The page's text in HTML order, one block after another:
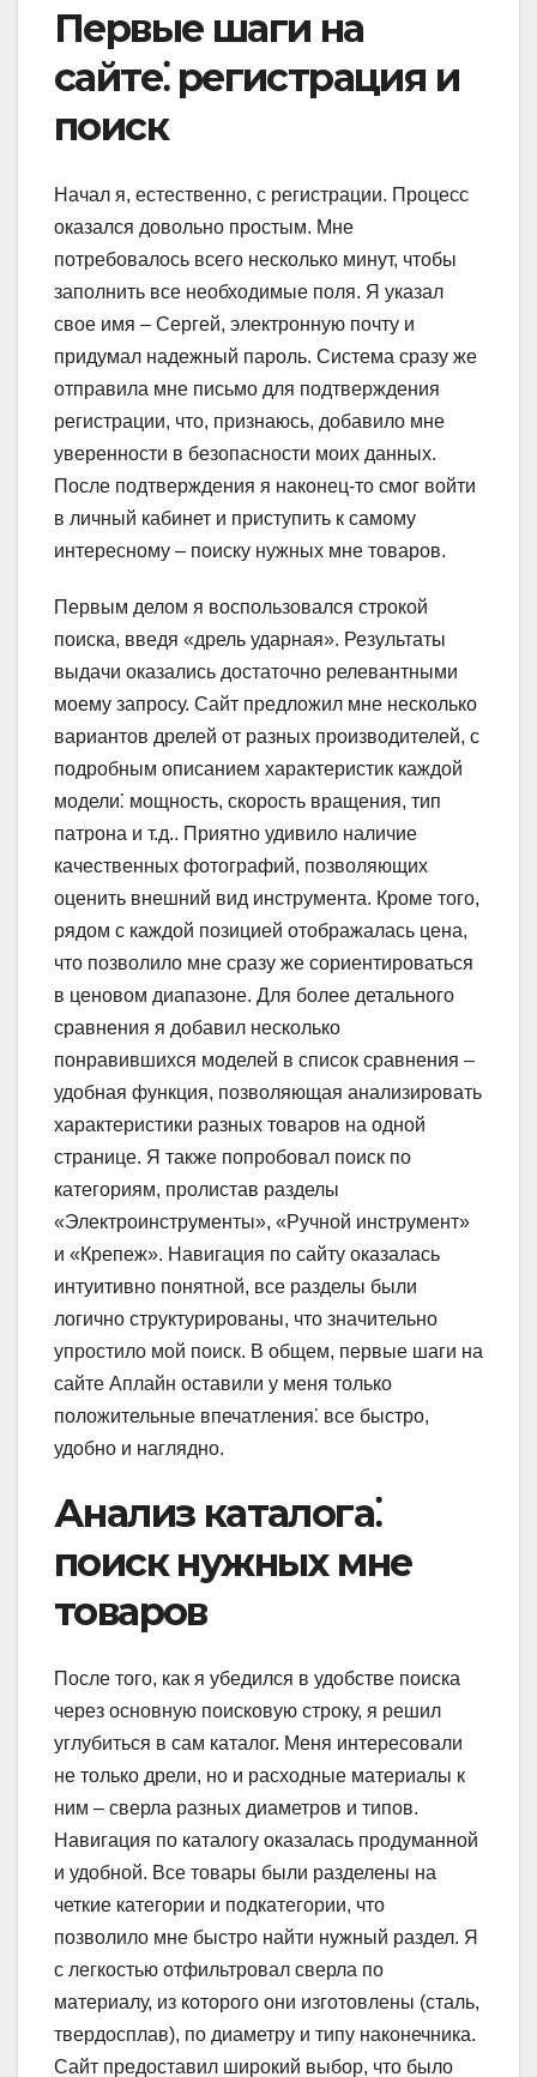
Первые шаги на
сайте⁚ регистрация и
поиск
Начал я, естественно, с регистрации. Процесс
оказался довольно простым. Мне
потребовалось всего несколько минут, чтобы
заполнить все необходимые поля. Я указал
свое имя – Сергей, электронную почту и
придумал надежный пароль. Система сразу же
отправила мне письмо для подтверждения
регистрации, что, признаюсь, добавило мне
уверенности в безопасности моих данных.
После подтверждения я наконец-то смог войти
в личный кабинет и приступить к самому
интересному – поиску нужных мне товаров.
Первым делом я воспользовался строкой
поиска, введя «дрель ударная». Результаты
выдачи оказались достаточно релевантными
моему запросу. Сайт предложил мне несколько
вариантов дрелей от разных производителей, с
подробным описанием характеристик каждой
модели⁚ мощность, скорость вращения, тип
патрона и т.д.. Приятно удивило наличие
качественных фотографий, позволяющих
оценить внешний вид инструмента. Кроме того,
рядом с каждой позицией отображалась цена,
что позволило мне сразу же сориентироваться
в ценовом диапазоне. Для более детального
сравнения я добавил несколько
понравившихся моделей в список сравнения –
удобная функция, позволяющая анализировать
характеристики разных товаров на одной
странице. Я также попробовал поиск по
категориям, пролистав разделы
«Электроинструменты», «Ручной инструмент»
и «Крепеж». Навигация по сайту оказалась
интуитивно понятной, все разделы были
логично структурированы, что значительно
упростило мой поиск. В общем, первые шаги на
сайте Aплайн оставили у меня только
положительные впечатления⁚ все быстро,
удобно и наглядно.
Анализ каталога⁚
поиск нужных мне
товаров
После того, как я убедился в удобстве поиска
через основную поисковую строку, я решил
углубиться в сам каталог. Меня интересовали
не только дрели, но и расходные материалы к
ним – сверла разных диаметров и типов.
Навигация по каталогу оказалась продуманной
и удобной. Все товары были разделены на
четкие категории и подкатегории, что
позволило мне быстро найти нужный раздел. Я
с легкостью отфильтровал сверла по
материалу, из которого они изготовлены (сталь,
твердосплав), по диаметру и типу наконечника.
Сайт предоставил широкий выбор, что было